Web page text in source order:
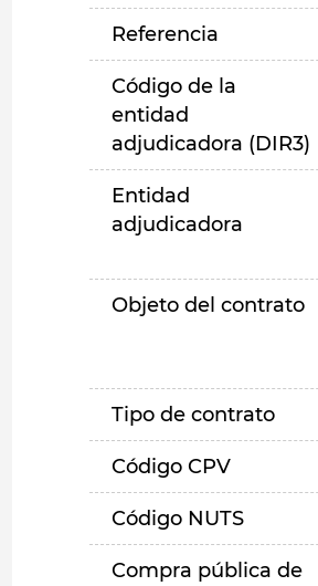
Referencia
Código de la
entidad
adjudicadora (DIR3)
Entidad
adjudicadora
Objeto del contrato
Tipo de contrato
Código CPV
Código NUTS
Compra pública de